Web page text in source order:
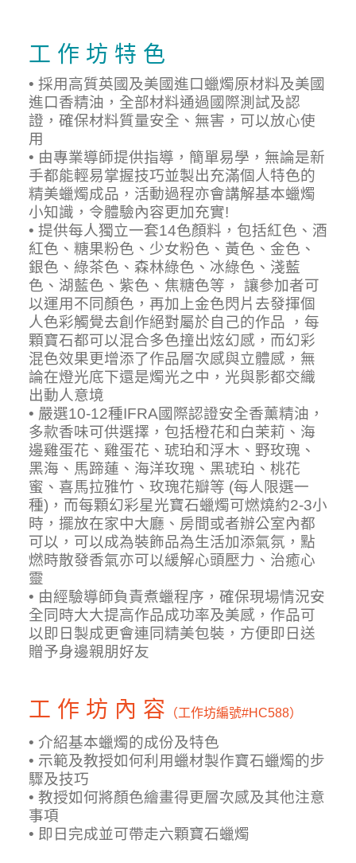
工 作 坊 特 色
• 採用高質英國及美國進口蠟燭原材料及美國
進口香精油，全部材料通過國際測試及認
證，確保材料質量安全、無害，可以放心使
用
• 由專業導師提供指導，簡單易學，無論是新
手都能輕易掌握技巧並製出充滿個人特色的
精美蠟燭成品，活動過程亦會講解基本蠟燭
小知識，令體驗內容更加充實!
• 提供每人獨立一套14色顏料，包括紅色、酒
紅色、糖果粉色、少女粉色、黃色、金色、
銀色、綠茶色、森林綠色、冰綠色、淺藍
色、湖藍色、紫色、焦糖色等， 讓參加者可
以運用不同顏色，再加上金色閃片去發揮個
人色彩觸覺去創作絕對屬於自己的作品 ，每
顆寶石都可以混合多色撞出炫幻感，而幻彩
混色效果更增添了作品層次感與立體感，無
論在燈光底下還是燭光之中，光與影都交織
出動人意境
• 嚴選10-12種IFRA國際認證安全香薰精油，
多款香味可供選擇，包括橙花和白茉莉、海
邊雞蛋花、雞蛋花、琥珀和浮木、野玫瑰、
黑海、馬蹄蓮、海洋玫瑰、黑琥珀、桃花
蜜、喜馬拉雅竹、玫瑰花瓣等 (每人限選一
種)，而每顆幻彩星光寶石蠟燭可燃燒約2-3小
時，擺放在家中大廳、房間或者辦公室內都
可以，可以成為裝飾品為生活加添氣氛，點
燃時散發香氣亦可以緩解心頭壓力、治癒心
靈
• 由經驗導師負責煮蠟程序，確保現場情況安
全同時大大提高作品成功率及美感，作品可
以即日製成更會連同精美包裝，方便即日送
贈予身邊親朋好友
工 作 坊 內 容 （工作坊編號#HC588）
• 介紹基本蠟燭的成份及特色
• 示範及教授如何利用蠟材製作寶石蠟燭的步
驟及技巧
• 教授如何將顏色繪畫得更層次感及其他注意
事項
• 即日完成並可帶走六顆寶石蠟燭